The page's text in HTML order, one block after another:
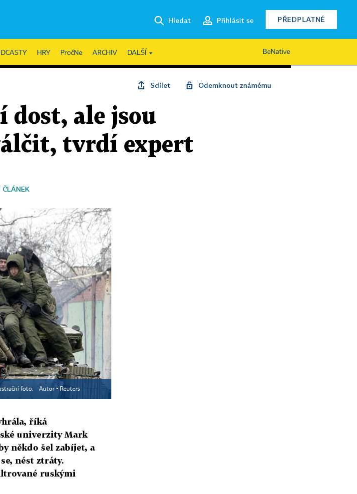
Hledat Přihlásit se PŘEDPLATNÉ
HRY PročNe ARCHIV DALŠÍ BeNative
Sdílet Odemknout známému
ale jsou
tvrdí expert
ČLÁNEK
foto. Autor ▪ Reuters
říká
univerzity Mark
někdo šel zabíjet, a
nést ztráty.
ruskými